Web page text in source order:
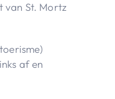
van St. Mortz
af en